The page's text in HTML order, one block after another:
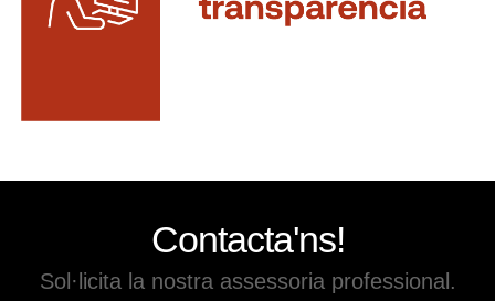
Contacta'ns!
Sol·licita la nostra assessoria professional.